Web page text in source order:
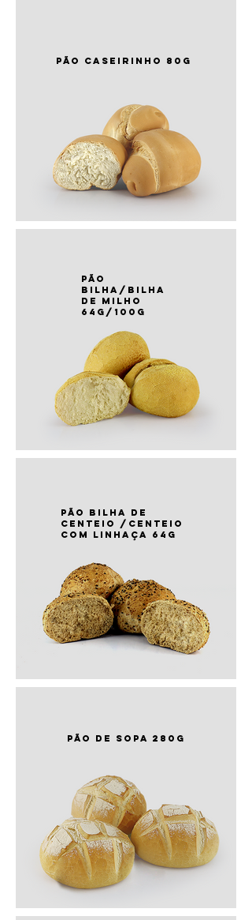
PÃO bilha de
centeio /centeio
com linhaça 64g
pão de sopa 280g
PÃO
bilha/bilha
de milho
64g/100g
PÃO caseirinho 80g